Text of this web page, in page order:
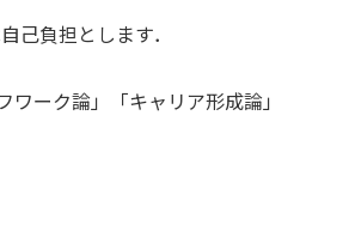
己負担とします．
ーク論」「キャリア形成論」